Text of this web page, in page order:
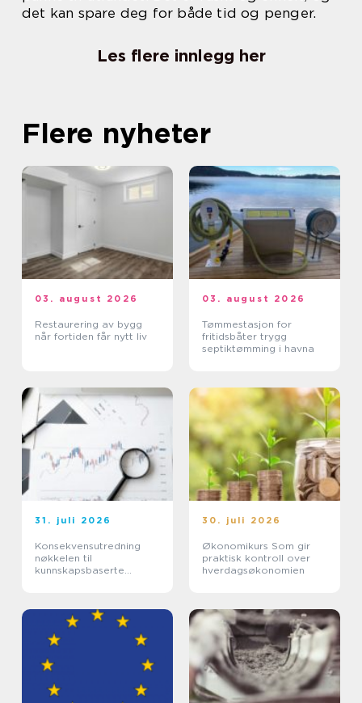
det kan spare deg for både tid og penger.
Les flere innlegg her
Flere nyheter
03. august 2026
Restaurering av bygg
når fortiden får nytt liv
03. august 2026
Tømmestasjon for
fritidsbåter trygg
septiktømming i havna
31. juli 2026
Konsekvensutredning
nøkkelen til
kunnskapsbaserte
30. juli 2026
Økonomikurs Som gir
praktisk kontroll over
hverdagsøkonomien